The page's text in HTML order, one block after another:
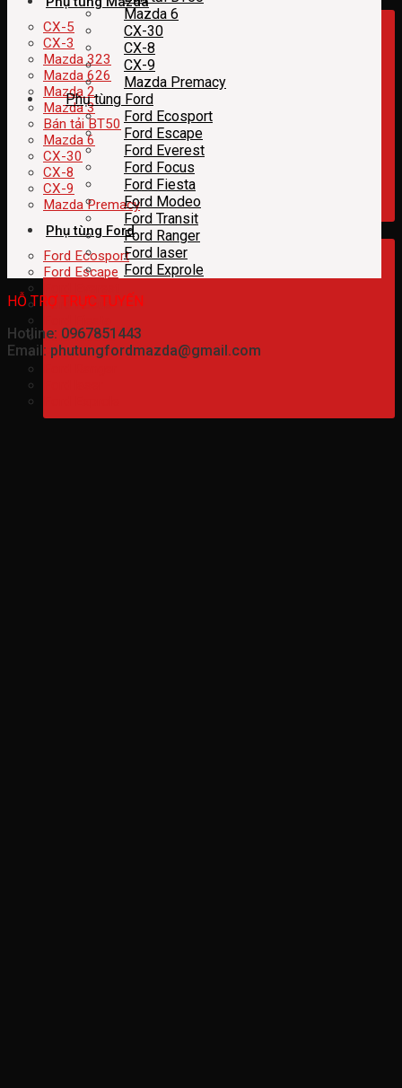
CX-5
CX-3
Mazda 323
Mazda 626
Mazda 2
Mazda 3
Bán tải BT50
Mazda 6
CX-30
CX-8
CX-9
Mazda Premacy
Phụ tùng Ford
Ford Ecosport
Ford Escape
Ford Focus
Ford Modeo
Ford Transit
Mazda 6
CX-30
CX-8
CX-9
Mazda Premacy
Phụ tùng Ford
Ford Ecosport
Ford Escape
Ford Everest
Ford Focus
Ford Fiesta
Ford Modeo
Ford Transit
Ford Ranger
Ford laser
Ford Exprole
HỖ TRỢ TRỰC TUYẾN
Hotline: 0967851443
Email: phutungfordmazda@gmail.com